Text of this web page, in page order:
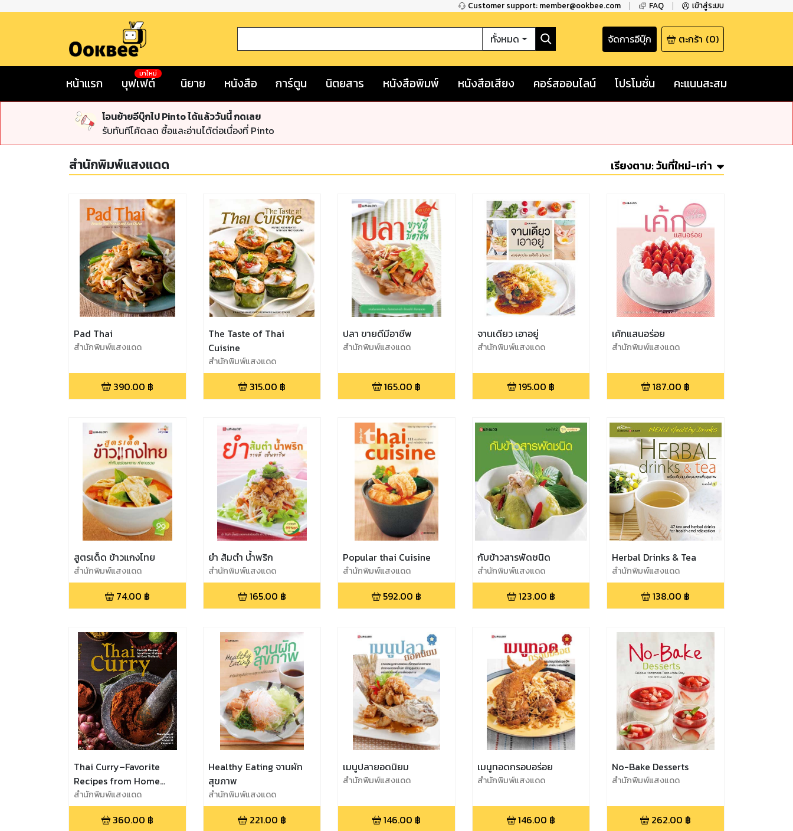
Customer support: member@ookbee.com FAQ เข้าสู่ระบบ
ทั้งหมด จัดการอีบุ๊ก ตะกร้า (0)
หน้าแรก บุฟเฟต์
มาใหม่
นิยาย หนังสือ การ์ตูน นิตยสาร หนังสือพิมพ์ หนังสือเสียง คอร์สออนไลน์ โปรโมชั่น คะแนนสะสม
โอนย้ายอีบุ๊กไป Pinto ได้แล้ววันนี้ กดเลย
รับทันทีโค้ดลด ซื้อและอ่านได้ต่อเนื่องที่ Pinto
สำนักพิมพ์แสงแดด เรียงตาม:วันที่ใหม่-เก่า
Pad Thai
สำนักพิมพ์แสงแดด
390.00 ฿
The Taste of Thai
Cuisine
สำนักพิมพ์แสงแดด
315.00 ฿
ปลา ขายดีมีอาชีพ
สำนักพิมพ์แสงแดด
165.00 ฿
จานเดียว เอาอยู่
สำนักพิมพ์แสงแดด
195.00 ฿
เค้กแสนอร่อย
สำนักพิมพ์แสงแดด
187.00 ฿
สูตรเด็ด ข้าวแกงไทย
สำนักพิมพ์แสงแดด
74.00 ฿
ยำ ส้มตำ น้ำพริก
สำนักพิมพ์แสงแดด
165.00 ฿
Popular thai Cuisine
สำนักพิมพ์แสงแดด
592.00 ฿
กับข้าวสารพัดชนิด
สำนักพิมพ์แสงแดด
123.00 ฿
Herbal Drinks & Tea
สำนักพิมพ์แสงแดด
138.00 ฿
Thai Curry–Favorite
Recipes from Home
Kitchens All Over
Thailand
สำนักพิมพ์แสงแดด
360.00 ฿
Healthy Eating จานผัก
สุขภาพ
สำนักพิมพ์แสงแดด
221.00 ฿
เมนูปลายอดนิยม
สำนักพิมพ์แสงแดด
146.00 ฿
เมนูทอดกรอบอร่อย
สำนักพิมพ์แสงแดด
146.00 ฿
No-Bake Desserts
สำนักพิมพ์แสงแดด
262.00 ฿